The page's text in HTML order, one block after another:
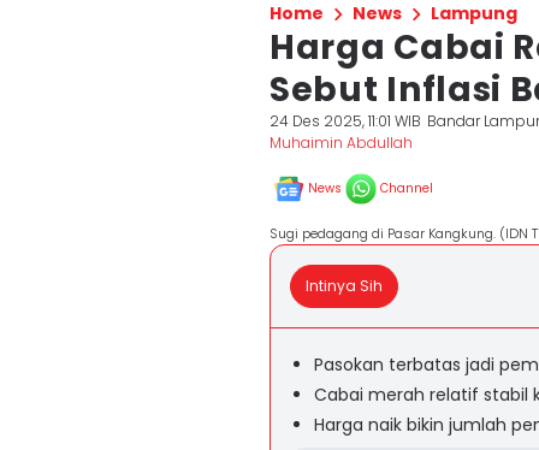
Home News Lampung
Harga Cabai
Sebut Inflasi
24 Des 2025, 11:01 WIB Bandar
Muhaimin Abdullah
News Channel
Sugi pedagang di Pasar Kangkung. (IDN
Intinya Sih
Pasokan terbatas jadi
Cabai merah relatif stabil
Harga naik bikin jumlah